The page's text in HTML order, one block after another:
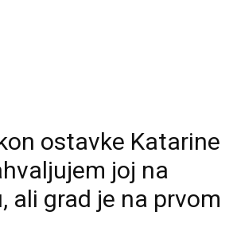
ostavke Katarine
joj na
ali grad je na prvom